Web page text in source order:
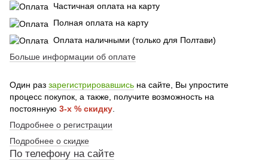
Частичная оплата на карту
Полная оплата на карту
Оплата наличными (только для Полтави)
Больше информации об оплате
Один раз зарегистрировавшись на сайте, Вы упростите
процесс покупок, а также, получите возможность на
постоянную 3-х % скидку
Подробнее о регистрации
Подробнее о скидке
По телефону на сайте